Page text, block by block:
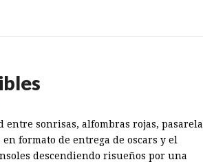
sonrisas, alfombras rojas, pasarela
formato de entrega de oscars y el
descendiendo risueños por una